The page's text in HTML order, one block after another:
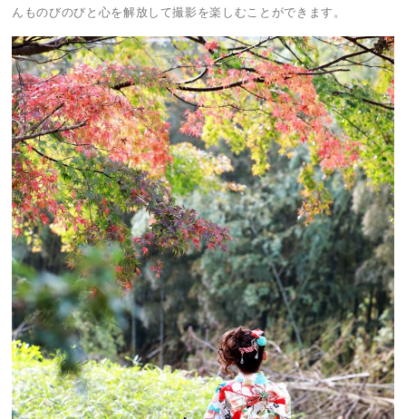
んものびのびと心を解放して撮影を楽しむことができます。